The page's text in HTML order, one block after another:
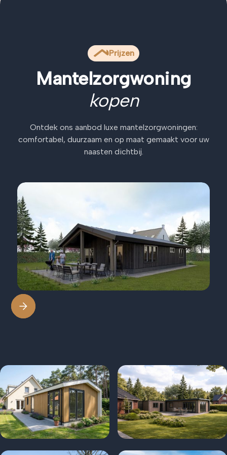
Prijzen
Mantelzorgwoning
kopen
Ontdek ons aanbod luxe mantelzorgwoningen:
comfortabel, duurzaam en op maat gemaakt voor uw
naasten dichtbij.
Direct beschikbaar
Vanaf
Vanaf €124.500 incl.
Vanaf €119.500 incl. BTW